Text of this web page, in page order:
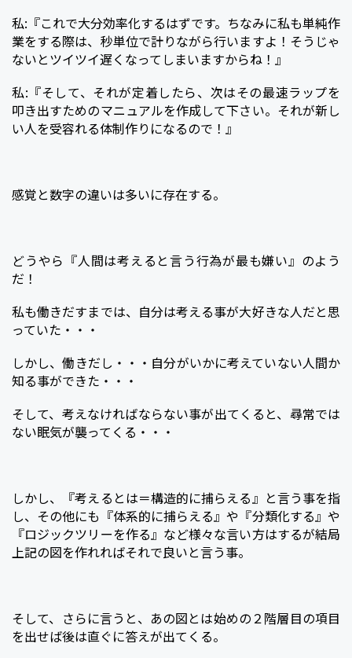
私:『これで大分効率化するはずです。ちなみに私も単純作
業をする際は、秒単位で計りながら行いますよ！そうじゃ
ないとツイツイ遅くなってしまいますからね！』
私:『そして、それが定着したら、次はその最速ラップを
叩き出すためのマニュアルを作成して下さい。それが新し
い人を受容れる体制作りになるので！』
感覚と数字の違いは多いに存在する。
どうやら『人間は考えると言う行為が最も嫌い』のよう
だ！
私も働きだすまでは、自分は考える事が大好きな人だと思
っていた・・・
しかし、働きだし・・・自分がいかに考えていない人間か
知る事ができた・・・
そして、考えなければならない事が出てくると、尋常では
ない眠気が襲ってくる・・・
しかし、『考えるとは＝構造的に捕らえる』と言う事を指
し、その他にも『体系的に捕らえる』や『分類化する』や
『ロジックツリーを作る』など様々な言い方はするが結局
上記の図を作れればそれで良いと言う事。
そして、さらに言うと、あの図とは始めの２階層目の項目
を出せば後は直ぐに答えが出てくる。